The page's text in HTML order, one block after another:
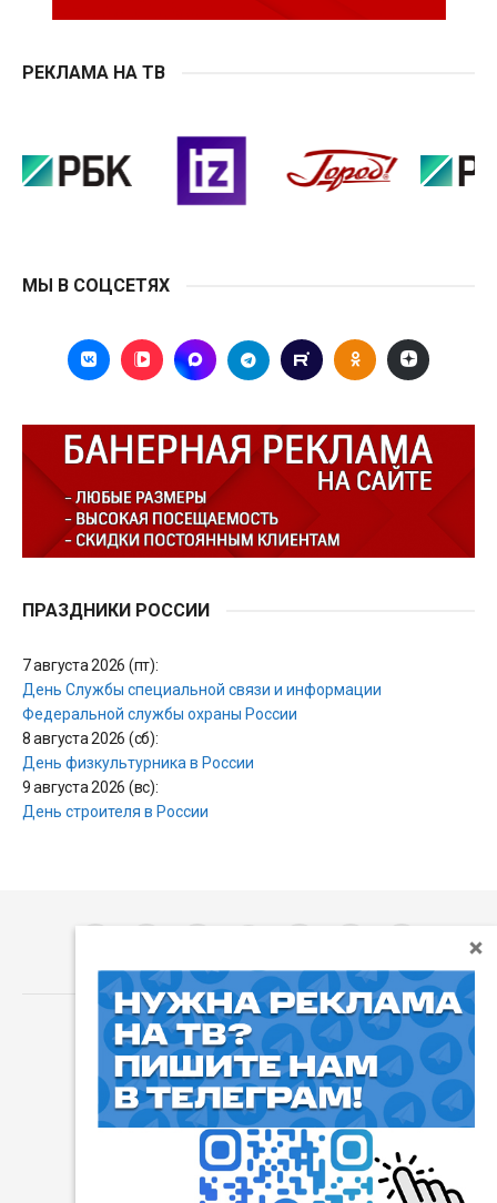
РЕКЛАМА НА ТВ
МЫ В СОЦСЕТЯХ
ПРАЗДНИКИ РОССИИ
7 августа 2026 (пт):
День Службы специальной связи и информации
Федеральной службы охраны России
8 августа 2026 (сб):
День физкультурника в России
9 августа 2026 (вс):
День строителя в России